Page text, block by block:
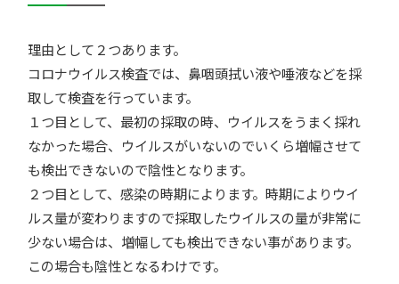
理由として２つあります。
コロナウイルス検査では、鼻咽頭拭い液や唾液などを採
取して検査を行っています。
１つ目として、最初の採取の時、ウイルスをうまく採れ
なかった場合、ウイルスがいないのでいくら増幅させて
も検出できないので陰性となります。
２つ目として、感染の時期によります。時期によりウイ
ルス量が変わりますので採取したウイルスの量が非常に
少ない場合は、増幅しても検出できない事があります。
この場合も陰性となるわけです。